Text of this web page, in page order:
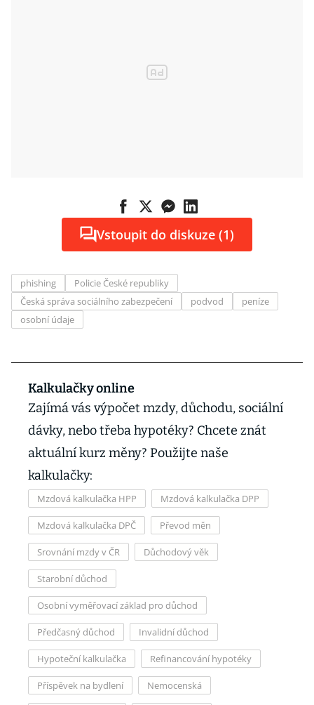
Vstoupit do diskuze (1)
phishing
Policie České republiky
Česká správa sociálního zabezpečení
podvod
peníze
osobní údaje
Kalkulačky online
Zajímá vás výpočet mzdy, důchodu, sociální
dávky, nebo třeba hypotéky? Chcete znát
aktuální kurz měny? Použijte naše
kalkulačky:
Mzdová kalkulačka HPP Mzdová kalkulačka DPP
Mzdová kalkulačka DPČ Převod měn
Srovnání mzdy v ČR Důchodový věk
Starobní důchod
Osobní vyměřovací základ pro důchod
Předčasný důchod Invalidní důchod
Hypoteční kalkulačka Refinancování hypotéky
Příspěvek na bydlení Nemocenská